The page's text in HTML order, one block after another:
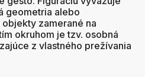
geometria alebo
zamerané na
okruhom je tzv. osobná
z vlastného prežívania